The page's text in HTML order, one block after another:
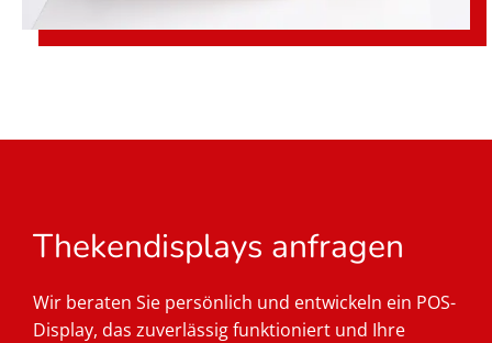
Thekendisplays anfragen
Wir beraten Sie persönlich und entwickeln ein POS-
Display, das zuverlässig funktioniert und Ihre